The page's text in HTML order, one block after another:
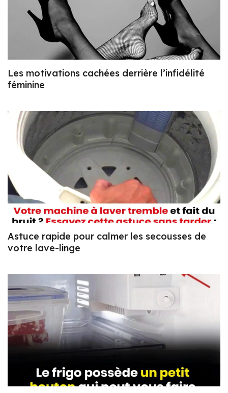
Les motivations cachées derrière l’infidélité
féminine
Astuce rapide pour calmer les secousses de
votre lave-linge